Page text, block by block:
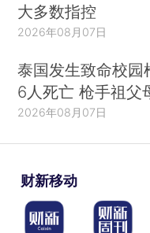
大多数指控
2026年08月07日
泰国发生致命校园
6人死亡 枪手祖父
2026年08月07日
财新移动